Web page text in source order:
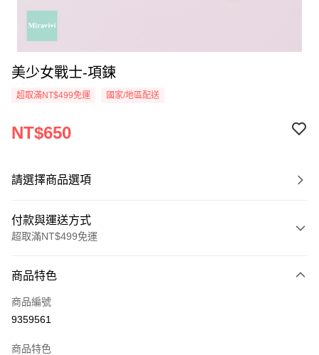
美少女戰士-項鍊
超取滿NT$499免運 國家/地區配送
NT$650
請選擇商品選項
付款與運送方式
超取滿NT$499免運
信用卡一次付款
超商取貨付款
商品特色
商品編號
9359561
商品特色